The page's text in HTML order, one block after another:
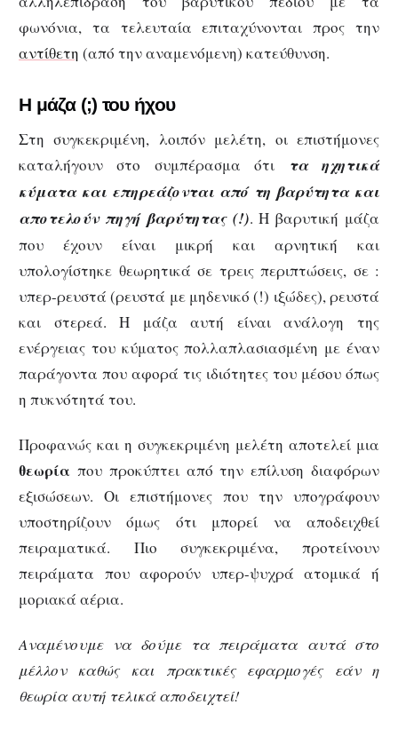
φωνόνια, τα τελευταία επιταχύνονται προς την
αντίθετη (από την αναμενόμενη) κατεύθυνση.
Η μάζα (;) του ήχου
Στη συγκεκριμένη, λοιπόν μελέτη, οι επιστήμονες
καταλήγουν στο συμπέρασμα ότι
τα ηχητικά
κύματα και επηρεάζονται από τη βαρύτητα και
αποτελούν πηγή βαρύτητας (!). Η βαρυτική μάζα
που έχουν είναι μικρή και αρνητική και
υπολογίστηκε θεωρητικά σε τρεις περιπτώσεις, σε :
υπερ-ρευστά (ρευστά με μηδενικό (!) ιξώδες), ρευστά
και στερεά. Η μάζα αυτή είναι ανάλογη της
ενέργειας του κύματος πολλαπλασιασμένη με έναν
παράγοντα που αφορά τις ιδιότητες του μέσου όπως
η πυκνότητά του.
Προφανώς και η συγκεκριμένη μελέτη αποτελεί μια
θεωρία που προκύπτει από την επίλυση διαφόρων
εξισώσεων. Οι επιστήμονες που την υπογράφουν
υποστηρίζουν όμως ότι μπορεί να αποδειχθεί
πειραματικά. Πιο συγκεκριμένα, προτείνουν
πειράματα που αφορούν υπερ-ψυχρά ατομικά ή
μοριακά αέρια.
Αναμένουμε να δούμε τα πειράματα αυτά στο
μέλλον καθώς και πρακτικές εφαρμογές εάν η
θεωρία αυτή τελικά αποδειχτεί!